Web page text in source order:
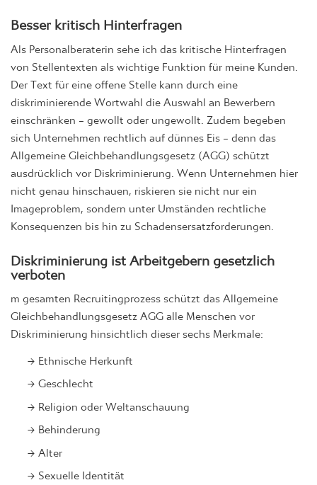
Besser kritisch Hinterfragen
Als Personalberaterin sehe ich das kritische Hinterfragen
von Stellentexten als wichtige Funktion für meine Kunden.
Der Text für eine offene Stelle kann durch eine
diskriminierende Wortwahl die Auswahl an Bewerbern
einschränken – gewollt oder ungewollt. Zudem begeben
sich Unternehmen rechtlich auf dünnes Eis – denn das
Allgemeine Gleichbehandlungsgesetz (AGG) schützt
ausdrücklich vor Diskriminierung. Wenn Unternehmen hier
nicht genau hinschauen, riskieren sie nicht nur ein
Imageproblem, sondern unter Umständen rechtliche
Konsequenzen bis hin zu Schadensersatzforderungen.
Diskriminierung ist Arbeitgebern gesetzlich
verboten
m gesamten Recruitingprozess schützt das Allgemeine
Gleichbehandlungsgesetz AGG alle Menschen vor
Diskriminierung hinsichtlich dieser sechs Merkmale:
Ethnische Herkunft
Geschlecht
Religion oder Weltanschauung
Behinderung
Alter
Sexuelle Identität